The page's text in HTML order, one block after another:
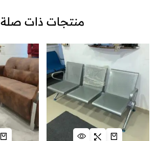
منتجات ذات صلة